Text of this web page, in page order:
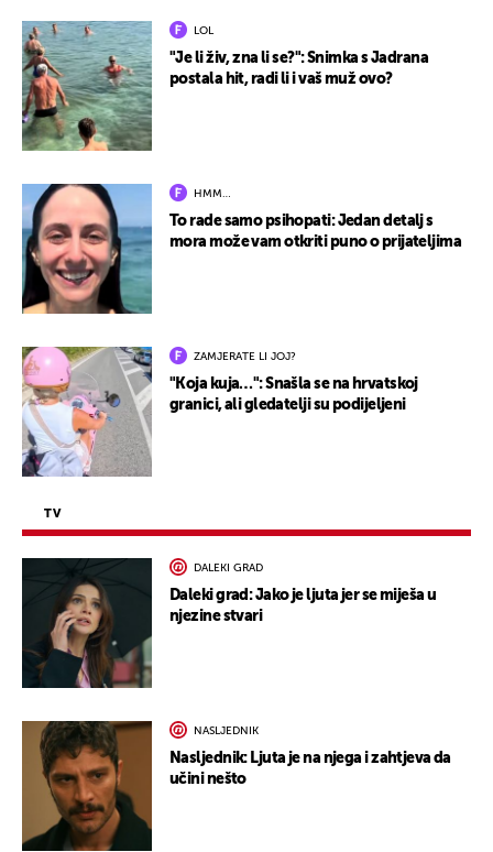
LOL
"Je li živ, zna li se?": Snimka s Jadrana
postala hit, radi li i vaš muž ovo?
HMM…
To rade samo psihopati: Jedan detalj s
mora može vam otkriti puno o prijateljima
ZAMJERATE LI JOJ?
"Koja kuja…": Snašla se na hrvatskoj
granici, ali gledatelji su podijeljeni
TV
DALEKI GRAD
Daleki grad: Jako je ljuta jer se miješa u
njezine stvari
NASLJEDNIK
Nasljednik: Ljuta je na njega i zahtjeva da
učini nešto